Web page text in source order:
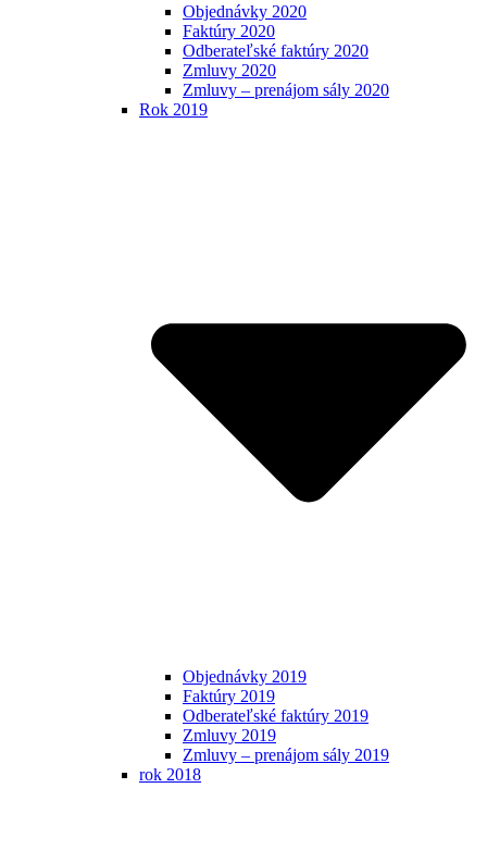
Objednávky 2020
Faktúry 2020
Odberateľské faktúry 2020
Zmluvy 2020
Zmluvy – prenájom sály 2020
Rok 2019
Objednávky 2019
Faktúry 2019
Odberateľské faktúry 2019
Zmluvy 2019
Zmluvy – prenájom sály 2019
rok 2018